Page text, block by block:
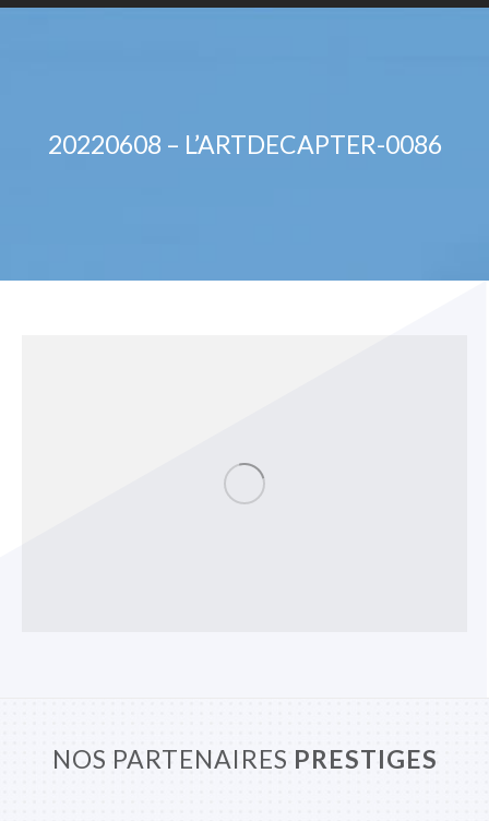
20220608 – L’ARTDECAPTER-0086
NOS PARTENAIRES PRESTIGES